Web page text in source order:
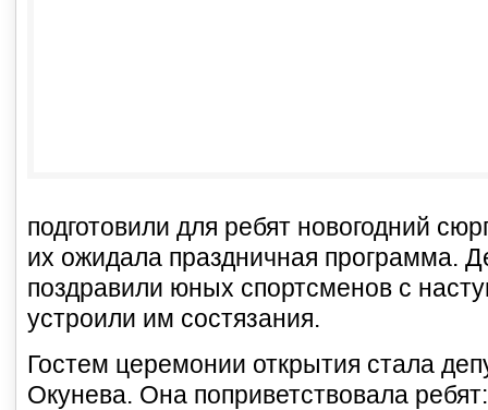
подготовили для ребят новогодний
их ожидала праздничная программа.
поздравили юных спортсменов с
устроили им состязания.
Гостем церемонии открытия стала
Окунева. Она поприветствовала ребят: